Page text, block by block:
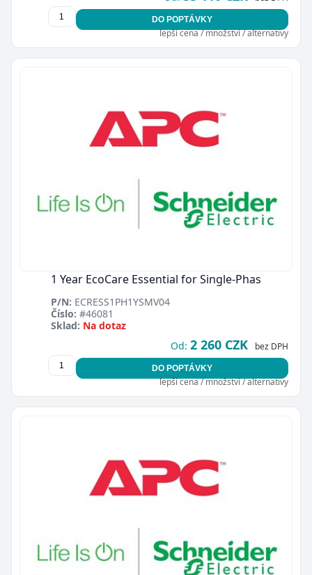
DO POPTÁVKY
lepší cena / množství / alternativy
1 Year EcoCare Essential for Single-Phas
P/N: ECRESS1PH1YSMV04
Číslo: #46081
Sklad: Na dotaz
Od: 2 260 CZK bez DPH
DO POPTÁVKY
lepší cena / množství / alternativy